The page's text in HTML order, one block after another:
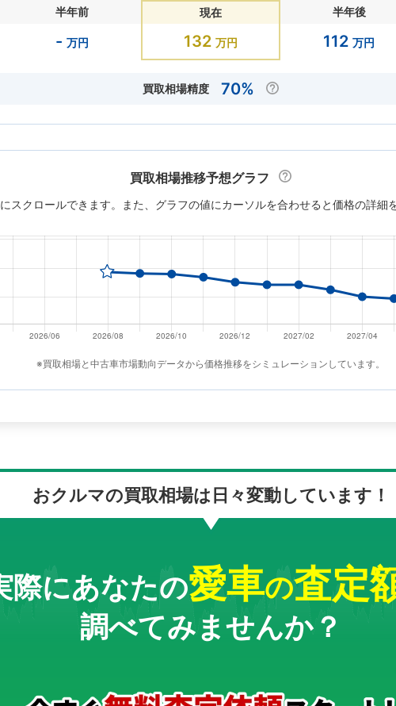
半年前
- 万円
現在
132 万円
半年後
112 万円
買取相場精度 70%
買取相場推移予想グラフ
スクロールできます。また、グラフの値にカーソルを合わせると価格の詳細
※買取相場と中古車市場動向データから価格推移をシミュレーションしています。
おクルマの買取相場は日々変動しています！
際にあなたの愛車の査定
調べてみませんか？